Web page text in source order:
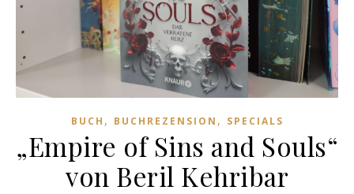
BUCH , BUCHREZENSION , SPECIALS
„Empire of Sins and Souls“
von Beril Kehribar